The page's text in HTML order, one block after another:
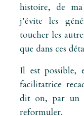
histoire, de
j’évite les
toucher les
que dans ces
Il est possible,
facilitatrice
dit on, par un
reformuler.